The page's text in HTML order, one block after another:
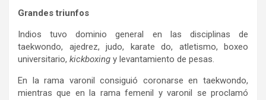
Grandes triunfos
Indios tuvo dominio general en las disciplinas de
taekwondo, ajedrez, judo, karate do, atletismo, boxeo
universitario, kickboxing y levantamiento de pesas.
En la rama varonil consiguió coronarse en taekwondo,
mientras que en la rama femenil y varonil se proclamó